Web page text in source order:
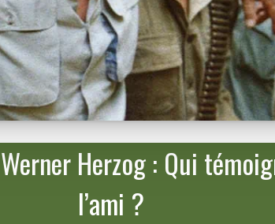
Herzog : Qui
l’ami ?